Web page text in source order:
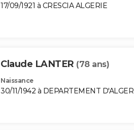
17/09/1921 à CRESCIA ALGERIE
Claude LANTER (78 ans)
Naissance
30/11/1942 à DEPARTEMENT D'ALGER